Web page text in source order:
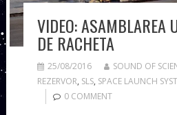
VIDEO: ASAMBLAREA
DE RACHETA
25/08/2016 SOUND OF
REZERVOR, SLS, SPACE LAUNCH
0 COMMENT